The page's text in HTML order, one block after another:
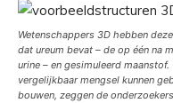
Wetenschappers 3D hebben
dat ureum bevat – de op één na
urine – en gesimuleerd
vergelijkbaar mengsel kunnen
bouwen, zeggen de